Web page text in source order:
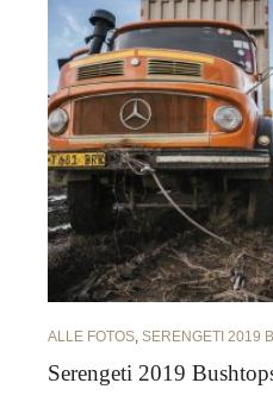
ALLE FOTOS SERENGETI 2019
Serengeti 2019